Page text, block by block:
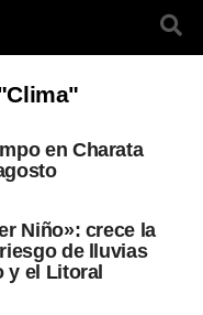
en Charata
Niño»: crece la
de lluvias
y el Litoral